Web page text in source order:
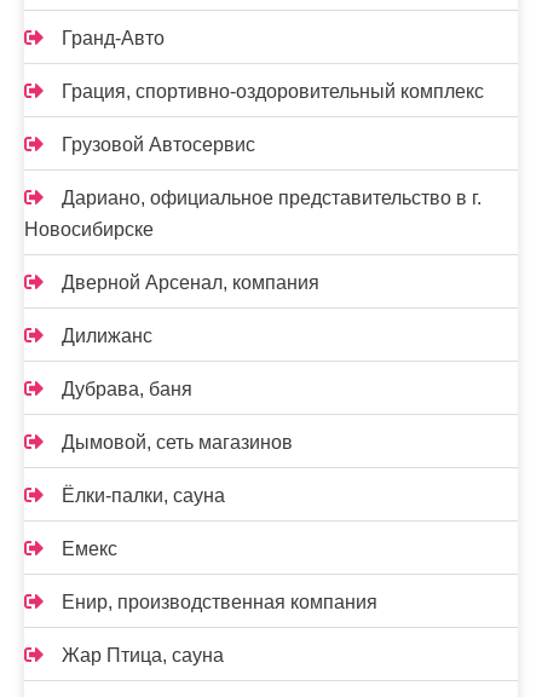
Гранд-Авто
Грация, спортивно-оздоровительный комплекс
Грузовой Автосервис
Дариано, официальное представительство в г.
Новосибирске
Дверной Арсенал, компания
Дилижанс
Дубрава, баня
Дымовой, сеть магазинов
Ёлки-палки, сауна
Емекс
Енир, производственная компания
Жар Птица, сауна